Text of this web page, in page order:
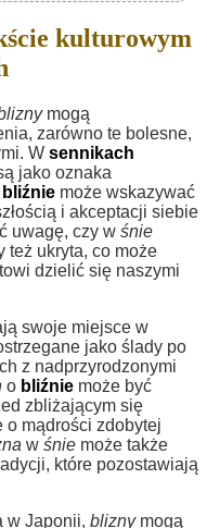
kulturowym
mogą
zarówno te bolesne,
W sennikach
jako oznaka
bliźnie może wskazywać
i akceptacji siebie
uwagę, czy w śnie
też ukryta, co może
dzielić się naszymi
swoje miejsce w
jako ślady po
z nadprzyrodzonymi
o bliźnie może być
zbliżającym się
mądrości zdobytej
w śnie może także
które pozostawiają
w Japonii, bliznymogą